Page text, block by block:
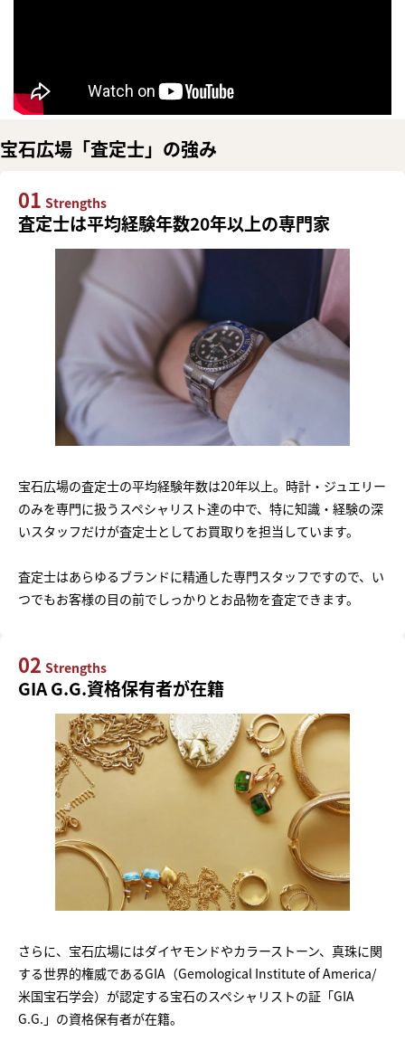
宝石広場「査定士」の強み
01 Strengths
査定士は平均経験年数20年以上の専門家
宝石広場の査定士の平均経験年数は20年以上。時計・ジュエリー
のみを専門に扱うスペシャリスト達の中で、特に知識・経験の深
いスタッフだけが査定士としてお買取りを担当しています。
査定士はあらゆるブランドに精通した専門スタッフですので、い
つでもお客様の目の前でしっかりとお品物を査定できます。
02 Strengths
GIA G.G.資格保有者が在籍
さらに、宝石広場にはダイヤモンドやカラーストーン、真珠に関
する世界的権威であるGIA（Gemological Institute of America/
米国宝石学会）が認定する宝石のスペシャリストの証「GIA
G.G.」の資格保有者が在籍。